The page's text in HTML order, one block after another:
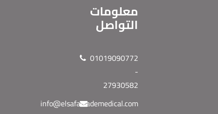
معلومات
التواصل
01019090772
-
27930582
info@elsafatrademedical.com